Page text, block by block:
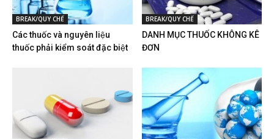
BREAK/QUY CHẾ
Các thuốc và nguyên liệu
thuốc phải kiểm soát đặc biệt
BREAK/QUY CHẾ
DANH MỤC THUỐC KHÔNG KÊ
ĐƠN